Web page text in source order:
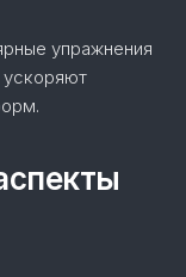
упражнения